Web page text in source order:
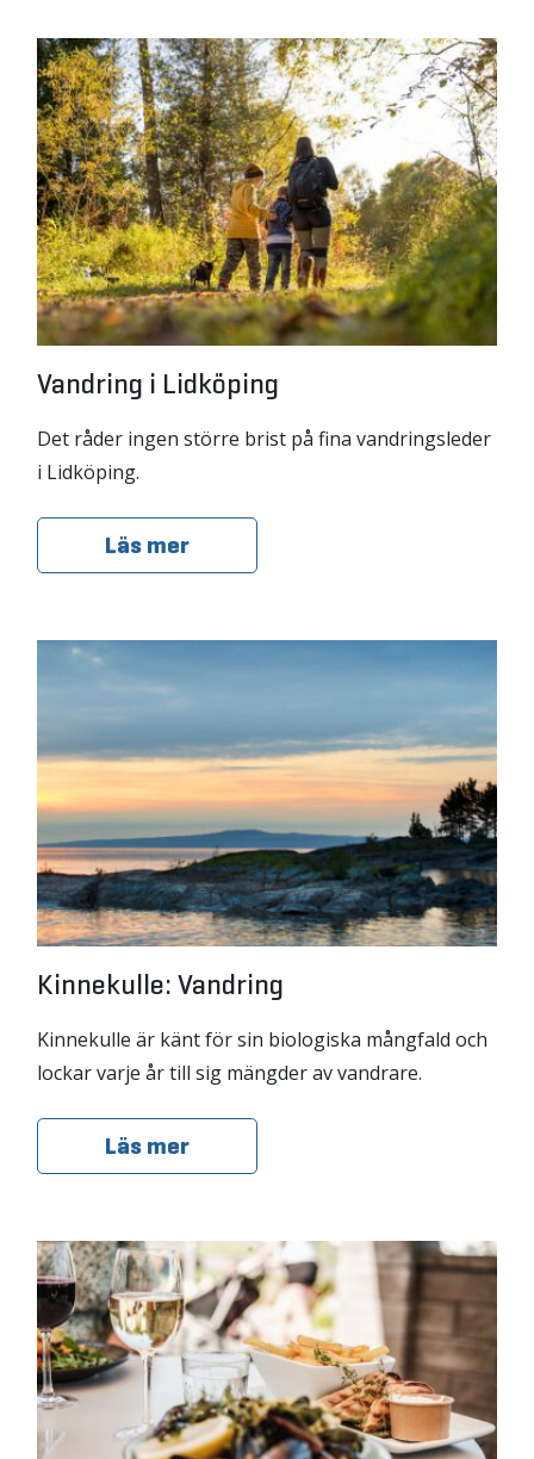
Vandring i Lidköping
Det råder ingen större brist på fina vandringsleder
i Lidköping.
Läs mer
Kinnekulle: Vandring
Kinnekulle är känt för sin biologiska mångfald och
lockar varje år till sig mängder av vandrare.
Läs mer